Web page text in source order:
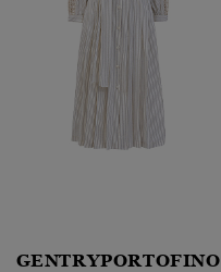
GENTRYPORTOFINO